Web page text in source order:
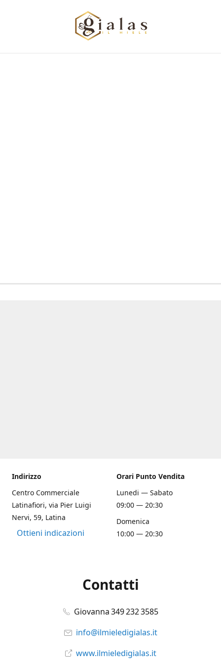
Indirizzo
Centro Commerciale
Latinafiori, via Pier Luigi
Nervi, 59, Latina
Ottieni indicazioni
Orari Punto Vendita
Lunedi — Sabato
09:00 — 20:30
Domenica
10:00 — 20:30
Contatti
Giovanna 349 232 3585
info@ilmieledigialas.it
www.ilmieledigialas.it